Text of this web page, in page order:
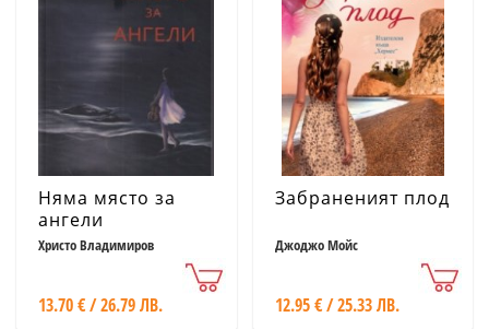
Няма място за
ангели
Христо Владимиров
13.70 € / 26.79 ЛВ.
Забраненият плод
Джоджо Мойс
12.95 € / 25.33 ЛВ.